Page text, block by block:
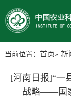
当前位置： 首页» 新
[河南日报]“一
战略——国